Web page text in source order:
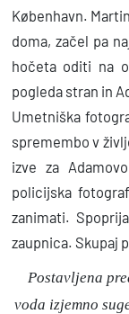
København.
doma, začel pa
hočeta oditi na
pogleda stran in
Umetniška
spremembo v
izve za
policijska
zanimati.
zaupnica. Skupaj
Postavljena
voda izjemno